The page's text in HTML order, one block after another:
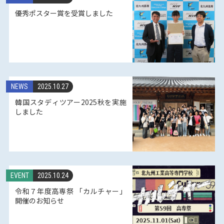
優秀ポスター賞を受賞しました
2025.10.27
NEWS
韓国スタディツアー2025秋を実施
しました
2025.10.24
EVENT
令和７年度高専祭 「カルチャー」
開催のお知らせ